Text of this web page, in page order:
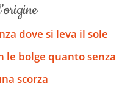
dove si leva il sole
le bolge quanto senza
scorza